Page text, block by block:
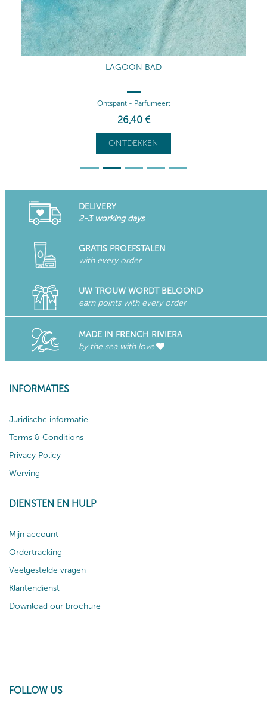
LAGOON BAD
Ontspant - Parfumeert
26,40 €
ONTDEKKEN
DELIVERY
2-3 working days
GRATIS PROEFSTALEN
with every order
UW TROUW WORDT BELOOND
earn points with every order
MADE IN FRENCH RIVIERA
by the sea with love
INFORMATIES
Juridische informatie
Terms & Conditions
Privacy Policy
Werving
DIENSTEN EN HULP
Mijn account
Ordertracking
Veelgestelde vragen
Klantendienst
Download our brochure
FOLLOW US